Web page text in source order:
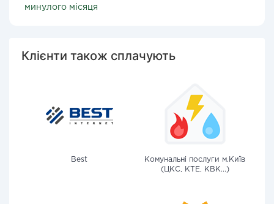
минулого місяця
Клієнти також сплачують
Best
Комунальні послуги м.Київ
(ЦКС, КТЕ, КВК...)